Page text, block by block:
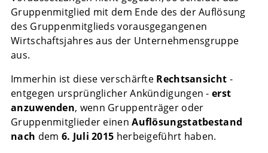
Gruppenmitglied mit dem Ende des der Auflösung
des Gruppenmitglieds vorausgegangenen
Wirtschaftsjahres aus der Unternehmensgruppe
aus.
Immerhin ist diese verschärfte Rechtsansicht -
entgegen ursprünglicher Ankündigungen - erst
anzuwenden, wenn Gruppenträger oder
Gruppenmitglieder einenAuflösungstatbestand
nach dem 6. Juli 2015 herbeigeführt haben.